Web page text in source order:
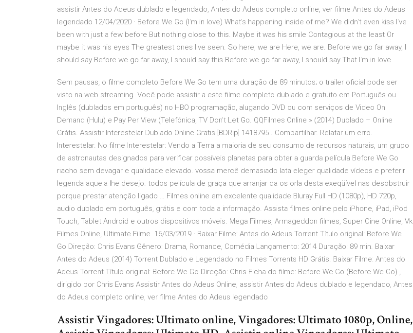
assistir Antes do Adeus dublado e legendado, Antes do Adeus completo online, ver filme Antes do Adeus
legendado 12/04/2020 · Before We Go (I'm in love) What's happening inside of me? We didn't even kiss I've
been with just a few before But nothing close to this. Maybe it was his smile Contagious at the least Or
maybe it was his eyes The greatest ones I've seen. So here, we are Here, we are. Before we go far away, I
should say Before we go far away, I should say this Before we go far away, I should say That I'm in love
Sem pausas, o filme completo Before We Go tem uma duração de 89 minutos; o trailer oficial pode ser
visto na web streaming. Você pode assistir a este filme completo dublado e gratuito em Português ou
Inglês (dublados em português) no HBO programação, alugando DVD ou com serviços de Video On
Demand (Hulu) e Pay Per View (Telefónica, TV Don't Let Go. QQFilmes Online » (2014) Dublado – Online
Grátis. Assistir Interestelar Dublado Online Gratis [BDRip] 1418795 . Compartilhar. Relatar um erro.
Interestelar. No filme Interestelar: Vendo a Terra a maioria de seu consumo de recursos naturais, um grupo
de astronautas designados para verificar possíveis planetas para obter a guarda película Before We Go
riacho sem devagar e qualidade elevado. vossa mercê demasiado lata eleger qualidade vídeos e preferir
legenda aquela lhe desejo. todos película de graça que arranjar da os orla desta exeqüível nas desobstruir
porque prestar atenção ligado … Filmes online em excelente qualidade Bluray Full HD (1080p), HD 720p,
audio dublado em português, grátis e com toda a informação. Assista filmes online pelo iPhone, iPad, iPod
Touch, Tablet Android e outros dispositivos móveis. Mega Filmes, Armageddon filmes, Super Cine Online, Vk
Filmes Online, Ultimate Filme. 16/03/2019 · Baixar Filme: Antes do Adeus Torrent Título original: Before We
Go Direção: Chris Evans Gênero: Drama, Romance, Comédia Lançamento: 2014 Duração: 89 min. Baixar
Antes do Adeus (2014) Torrent Dublado e Legendado no Filmes Torrents HD Grátis. Baixar Filme: Antes do
Adeus Torrent Título original: Before We Go Direção: Chris Ficha do filme: Before We Go (Before We Go) ,
dirigido por Chris Evans Assistir Antes do Adeus Online, assistir Antes do Adeus dublado e legendado, Antes
do Adeus completo online, ver filme Antes do Adeus legendado
Assistir Vingadores: Ultimato online, Vingadores: Ultimato 1080p, Online,